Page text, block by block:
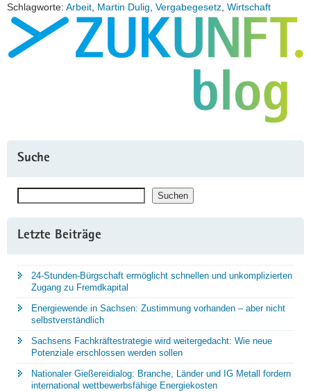
Schlagworte: Arbeit Martin Dulig Vergabegesetz Wirtschaft
Suche
Suchen
Letzte Beiträge
24-Stunden-Bürgschaft ermöglicht schnellen und unkomplizierten
Zugang zu Fremdkapital
Energiewende in Sachsen: Zustimmung vorhanden – aber nicht
selbstverständlich
Sachsens Fachkräftestrategie wird weitergedacht: Wie neue
Potenziale erschlossen werden sollen
Nationaler Gießereidialog: Branche, Länder und IG Metall fordern
international wettbewerbsfähige Energiekosten